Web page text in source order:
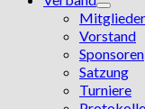
Mitglieder
Vorstand
Sponsoren
Satzung
Turniere